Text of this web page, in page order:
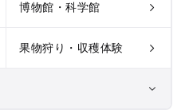
博物館・科学館
果物狩り・収穫体験